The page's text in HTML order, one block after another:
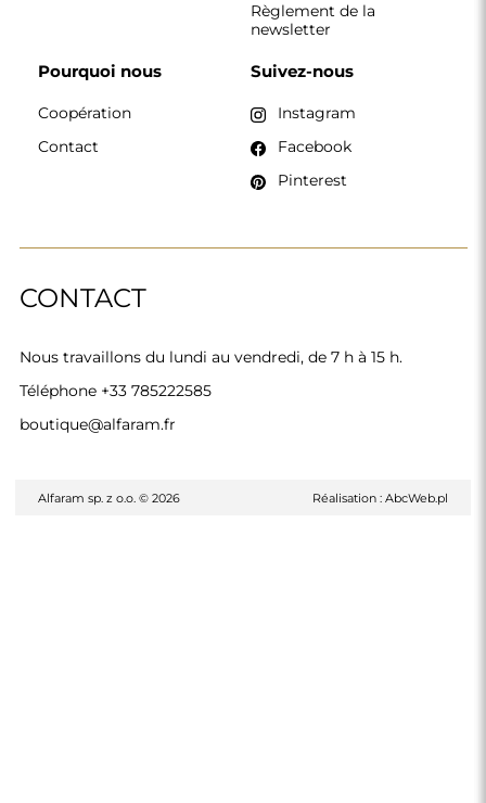
CONTACT
Nous travaillons du lundi au vendredi, de 7 h à 15 h.
Téléphone +33 785222585
boutique@alfaram.fr
Règlement de la
newsletter
Pourquoi nous
Coopération
Contact
Suivez-nous
Instagram
Facebook
Pinterest
Alfaram sp. z o.o. © 2026 Réalisation : AbcWeb.pl